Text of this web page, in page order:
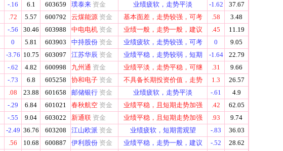
-.16 6.1 603659 璞泰来 资金 业绩疲软，走势平淡 -1.62
37.67
.72 5.57 600792 云煤能源 资金 基本面差，走势较强，可考 .58
3.48
-.56 30.46 603988 中电电机 资金 业绩一般，走势一般，建议 .45
11.19
0 5.81 603903 中持股份 资金 业绩疲软，走势较强，可考 0
9.05
-3.76 10.75 603097 江苏华辰 资金 业绩平稳，走势较弱，短期 -1.64
22.79
-.62 4.82 600998 九州通 资金 业绩平淡，走势平稳，可继 .31
9.66
-.73 6.8 605258 协和电子 资金 不具备长期投资价值，走势 1.3
26.57
.08 23.88 601658 邮储银行 资金 业绩疲软，走势平淡 -.61
4.9
-.29 6.84 601021 春秋航空 资金 业绩平稳，且短期走势加强 .42
62.05
-.55 9.04 603022 新通联 资金 业绩平稳，且短期走势加强 .93
9.74
-2.49 36.76 603208 江山欧派 资金 业绩疲软，短期需观望 -.83
36.03
.56 10.68 600887 伊利股份 资金 业绩平稳，走势一般，建议 -.52
28.62